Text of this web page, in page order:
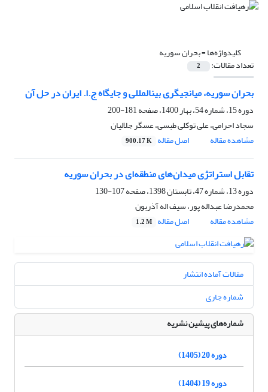
کلیدواژه‌ها =بحران سوریه
تعداد مقالات: 2
بحران سوریه، میانجی‏گری بین‏المللی و جایگاه ج.ا. ایران در حل آن
دوره 15، شماره 54، بهار 1400، صفحه
181-200
سجاد احرامی، علی توکلی طبسی، عسگر جلالیان
مشاهده مقاله
اصل مقاله 900.17 K
تقابل استراتژی میدان‌های منطقه‌ای در بحران سوریه
دوره 13، شماره 47، تابستان 1398، صفحه
107-130
محمدرضا عبداله پور، سیف اله آذربون
مشاهده مقاله
اصل مقاله 1.2 M
مقالات آماده انتشار
شماره جاری
شماره‌های پیشین نشریه
دوره 20 (1405)
دوره 19 (1404)